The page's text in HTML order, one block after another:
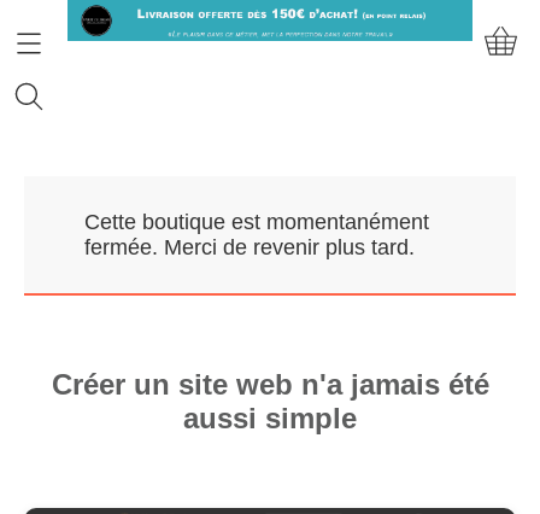
Prendre RDV
Nos Marques
Contact
Cette boutique est momentanément
fermée. Merci de revenir plus tard.
Créer un site web n'a jamais été
aussi simple